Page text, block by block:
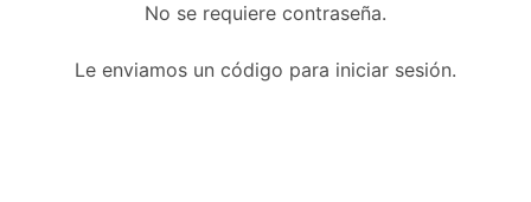
No se requiere contraseña.
Le enviamos un código para iniciar sesión.